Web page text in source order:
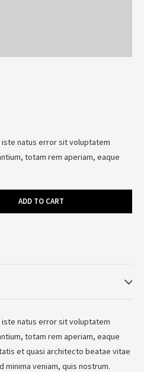
natus error sit voluptatem
totam rem aperiam, eaque
ADD TO CART
natus error sit voluptatem
totam rem aperiam, eaque
et quasi architecto beatae vitae
minima veniam, quis nostrum.